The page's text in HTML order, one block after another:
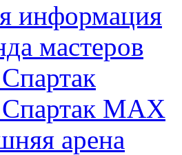
информация
мастеров
МАХ
арена